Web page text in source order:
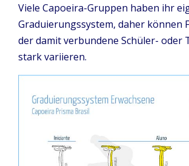
Viele Capoeira-Gruppen haben ihr
Graduierungssystem, daher können
der damit verbundene Schüler- oder
stark variieren.